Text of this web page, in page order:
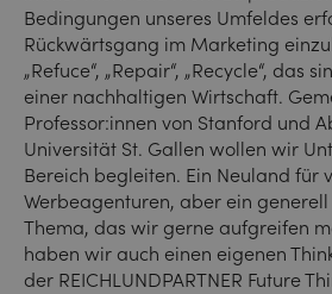
Bedingungen unseres Umfeldes
Rückwärtsgang im Marketing
„Refuce“, „Repair“, „Recycle“, das
einer nachhaltigen Wirtschaft.
Professor:innen von Stanford und
Universität St. Gallen wollen wir
Bereich begleiten. Ein Neuland für
Werbeagenturen, aber ein
Thema, das wir gerne aufgreifen
haben wir auch einen eigenen
der REICHLUNDPARTNER Future